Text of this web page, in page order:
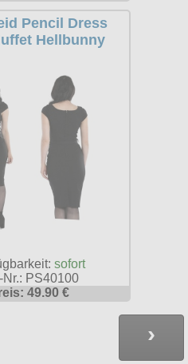
Pencil Dress
Hellbunny
sofort
Nr.: PS40100
49.90 €
›